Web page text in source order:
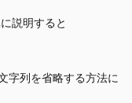
説明すると
字列を省略する方法に